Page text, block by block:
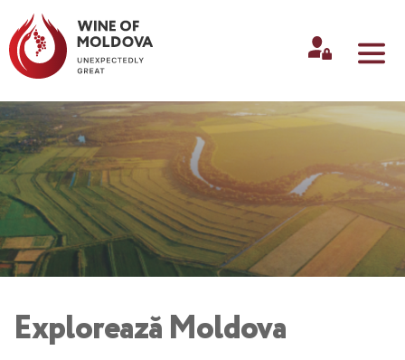
Explorează Moldova